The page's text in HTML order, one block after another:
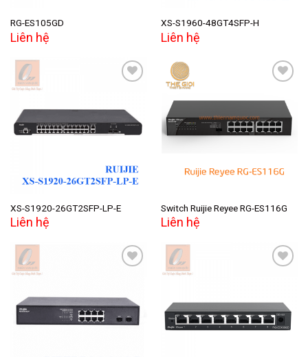
RG-ES105GD
Liên hệ
XS-S1960-48GT4SFP-H
Liên hệ
Add to
wishlist
XS-S1920-26GT2SFP-LP-E
Liên hệ
Add to
wishlist
Switch Ruijie Reyee RG-ES116G
Liên hệ
Add to
wishlist
Add to
wishlist